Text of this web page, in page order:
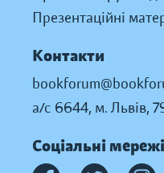
Презентаційні
Контакти
а/с 6644, м. Львів,
Соціальні мережі